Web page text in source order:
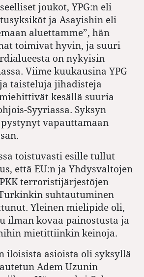
joukot, YPG:n eli
ja Asayishin eli
aluettamme”, hän
toimivat hyvin, ja suuri
on nykyisin
Viime kuukausina YPG
taisteluja jihadisteja
kesällä suuria
Syyriassa. Syksyn
pystynyt vapauttamaan
toistuvasti esille tullut
että EU:n ja Yhdysvaltojen
terroristijärjestöjen
suhtautuminen
Yleinen mielipide oli,
ilman kovaa painostusta ja
mietittiinkin keinoja.
iloisista asioista oli syksyllä
Adem Uzunin